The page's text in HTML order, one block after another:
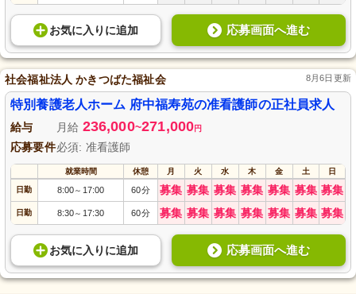
お気に入り に追加 応募画面へ進む
社会福祉法人 かきつばた福祉会 8月6日更新
特別養護老人ホーム 府中福寿苑の准看護師の正社員求人
給与 月給 236,000~271,000円
応募要件必須: 准看護師
就業時間 休憩 月 火 水 木 金 土 日
日勤 8:00～ 17:00 60分 募集 募集 募集 募集 募集 募集 募集
日勤 8:30～ 17:30 60分 募集 募集 募集 募集 募集 募集 募集
お気に入り に追加 応募画面へ進む